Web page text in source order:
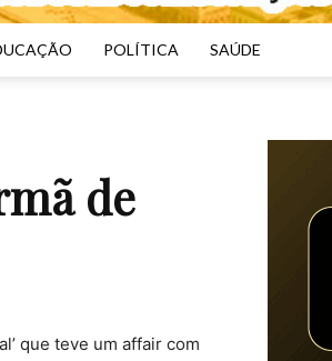
POLÍTICA SAÚDE
de
que teve um affair com